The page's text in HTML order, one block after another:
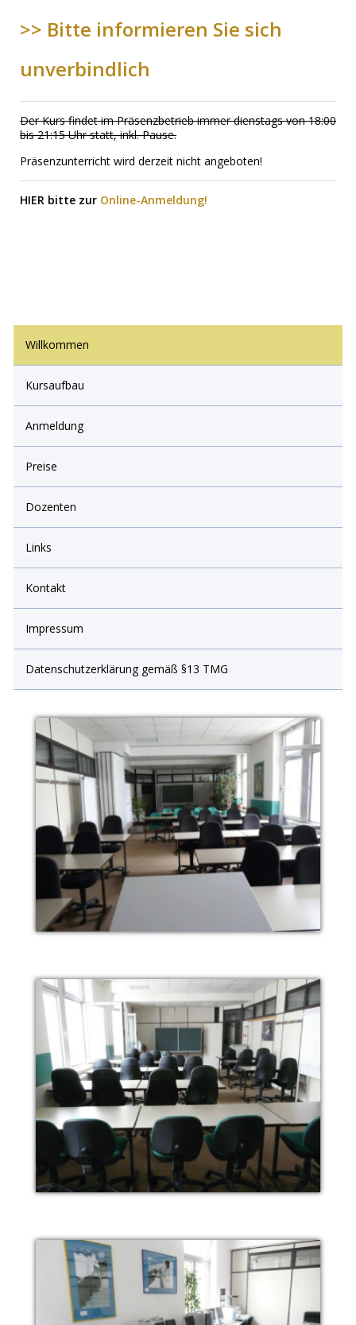
>> Bitte informieren Sie sich
unverbindlich
Der Kurs findet im Präsenzbetrieb immer dienstags von 18:00
bis 21:15 Uhr statt, inkl. Pause.
Präsenzunterricht wird derzeit nicht angeboten!
HIER bitte zur Online-Anmeldung!
Willkommen
Kursaufbau
Anmeldung
Preise
Dozenten
Links
Kontakt
Impressum
Datenschutzerklärung gemäß §13 TMG